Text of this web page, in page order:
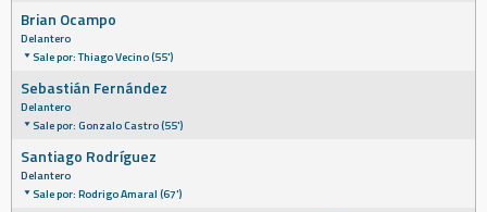
Brian Ocampo
Delantero
Sale por: Thiago Vecino (55')
Sebastián Fernández
Delantero
Sale por: Gonzalo Castro (55')
Santiago Rodríguez
Delantero
Sale por: Rodrigo Amaral (67')